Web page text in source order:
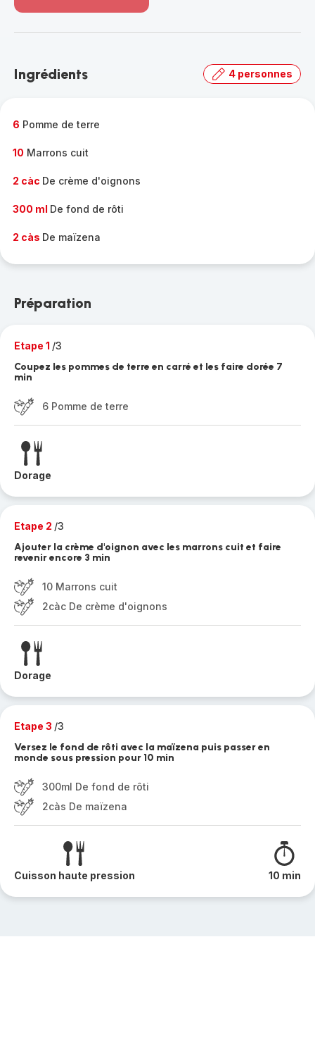
-
gamme
Ingrédients 4 personnes
6 Pomme de terre
10 Marrons cuit
2 càc De crème d'oignons
300 ml De fond de rôti
2 càs De maïzena
Préparation
Etape 1 /3
Coupez les pommes de terre en carré et les faire dorée 7
min
6 Pomme de terre
Dorage
Etape 2 /3
Ajouter la crème d'oignon avec les marrons cuit et faire
revenir encore 3 min
10 Marrons cuit
2càc De crème d'oignons
Dorage
Etape 3 /3
Versez le fond de rôti avec la maïzena puis passer en
monde sous pression pour 10 min
300ml De fond de rôti
2càs De maïzena
Cuisson haute pression 10 min